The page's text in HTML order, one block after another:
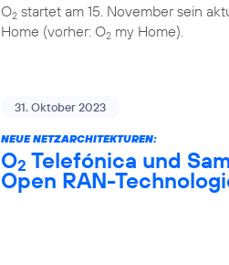
O2 startet am 15. November sein
Home (vorher: O2 my Home).
31. Oktober 2023
NEUE NETZARCHITEKTUREN:
O2 Telefónica und
Open RAN-